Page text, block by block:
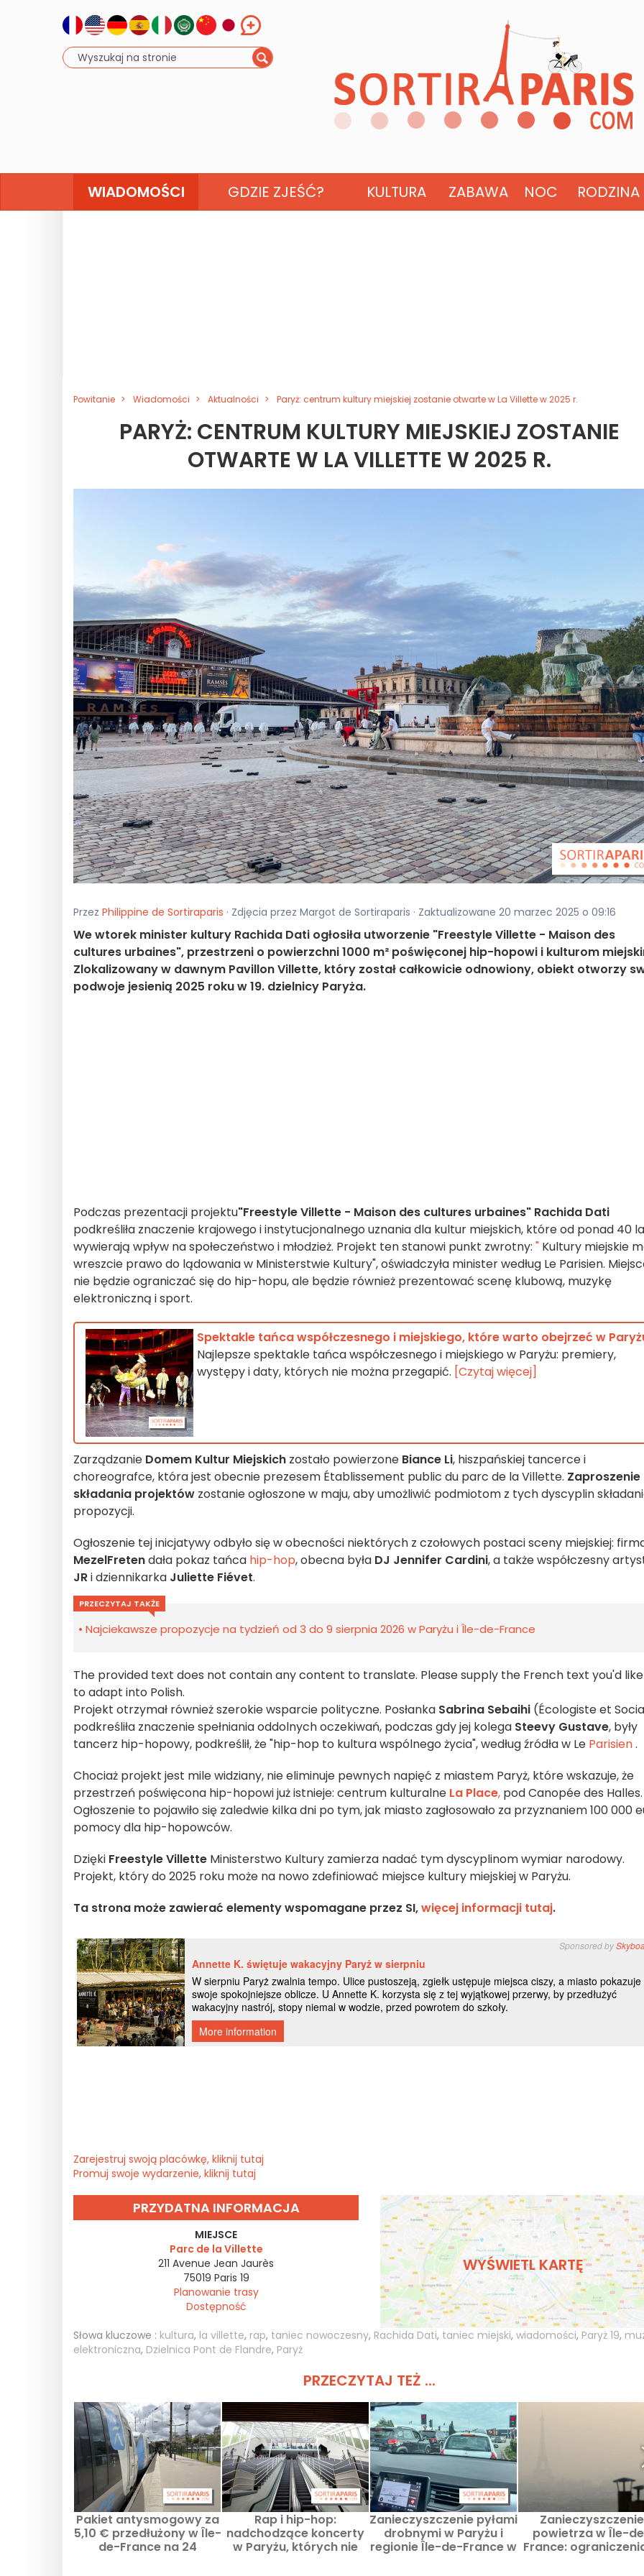
WIADOMOŚCI GDZIE ZJEŚĆ? KULTURA ZABAWA NOC RODZINA
Powitanie Wiadomości Aktualności Paryż: centrum kultury miejskiej zostanie otwarte w La Villette w 2025 r.
PARYŻ: CENTRUM KULTURY MIEJSKIEJ ZOSTANIE
OTWARTE W LA VILLETTE W 2025 R.
Przez Philippine de Sortiraparis · Zdjęcia przez Margot de Sortiraparis · Zaktualizowane 20 marzec 2025 o 09:16
We wtorek minister kultury Rachida Dati ogłosiła utworzenie "Freestyle Villette - Maison des
cultures urbaines", przestrzeni o powierzchni 1000 m² poświęconej hip-hopowi i kulturom
Zlokalizowany w dawnym Pavillon Villette, który został całkowicie odnowiony, obiekt otworzy
podwoje jesienią 2025 roku w 19. dzielnicy Paryża.
Podczas prezentacji projektu"Freestyle Villette - Maison des cultures urbaines" Rachida Dati
podkreśliła znaczenie krajowego i instytucjonalnego uznania dla kultur miejskich, które od ponad 40
wywierają wpływ na społeczeństwo i młodzież. Projekt ten stanowi punkt zwrotny: " Kultury miejskie
wreszcie prawo do lądowania w Ministerstwie Kultury", oświadczyła minister według Le Parisien.
nie będzie ograniczać się do hip-hopu, ale będzie również prezentować scenę klubową, muzykę
elektroniczną i sport.
Spektakle tańca współczesnego i miejskiego, które warto obejrzeć w
Najlepsze spektakle tańca współczesnego i miejskiego w Paryżu: premiery,
występy i daty, których nie można przegapić. [Czytaj więcej]
Zarządzanie Domem Kultur Miejskich zostało powierzone Biance Li, hiszpańskiej tancerce i
choreografce, która jest obecnie prezesem Établissement public du parc de la Villette. Zaproszenie
składania projektów zostanie ogłoszone w maju, aby umożliwić podmiotom z tych dyscyplin
propozycji.
Ogłoszenie tej inicjatywy odbyło się w obecności niektórych z czołowych postaci sceny miejskiej:
MezelFretendała pokaz tańca hip-hop, obecna była DJ Jennifer Cardini, a także współczesny
JRi dziennikarka Juliette Fiévet.
PRZECZYTAJ TAKŻE
Najciekawsze propozycje na tydzień od 3 do 9 sierpnia 2026 w Paryżu i Île-de-France
The provided text does not contain any content to translate. Please supply the French text you'd
to adapt into Polish.
Projekt otrzymał również szerokie wsparcie polityczne. Posłanka Sabrina Sebaihi (Écologiste et
podkreśliła znaczenie spełniania oddolnych oczekiwań, podczas gdy jej kolega Steevy Gustave, były
tancerz hip-hopowy, podkreślił, że "hip-hop to kultura wspólnego życia", według źródła w Le Parisien.
Chociaż projekt jest mile widziany, nie eliminuje pewnych napięć z miastem Paryż, które wskazuje, że
przestrzeń poświęcona hip-hopowi już istnieje: centrum kulturalne La Place, pod Canopée des Halles.
Ogłoszenie to pojawiło się zaledwie kilka dni po tym, jak miasto zagłosowało za przyznaniem 100 000
pomocy dla hip-hopowców.
Dzięki Freestyle Villette Ministerstwo Kultury zamierza nadać tym dyscyplinom wymiar narodowy.
Projekt, który do 2025 roku może na nowo zdefiniować miejsce kultury miejskiej w Paryżu.
Ta strona może zawierać elementy wspomagane przez SI,więcej informacji tutaj.
Zarejestruj swoją placówkę, kliknij tutaj
Promuj swoje wydarzenie, kliknij tutaj
PRZYDATNA INFORMACJA
MIEJSCE
Parc de la Villette
211 Avenue Jean Jaurès
75019 Paris 19
Planowanie trasy
Dostępność
WYŚWIETL KARTĘ
Słowa kluczowe : kultura, la villette, rap, taniec nowoczesny, Rachida Dati, taniec miejski, wiadomości, Paryż 19,
elektroniczna, Dzielnica Pont de Flandre, Paryż
PRZECZYTAJ TEŻ ...
Pakiet antysmogowy za
5,10 € przedłużony w Île-
de-France na 24
Rap i hip-hop:
nadchodzące koncerty
w Paryżu, których nie
Zanieczyszczenie pyłami
drobnymi w Paryżu i
regionie Île-de-France w
Zanieczyszczenie
powietrza w Île-
France: